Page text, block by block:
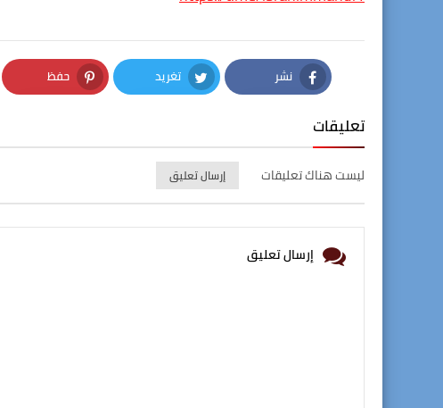
نشر
Facebook
تغريد
Twitter
حفظ
Pinterest
تعليقات
ليست هناك تعليقات إرسال تعليق
إرسال تعليق